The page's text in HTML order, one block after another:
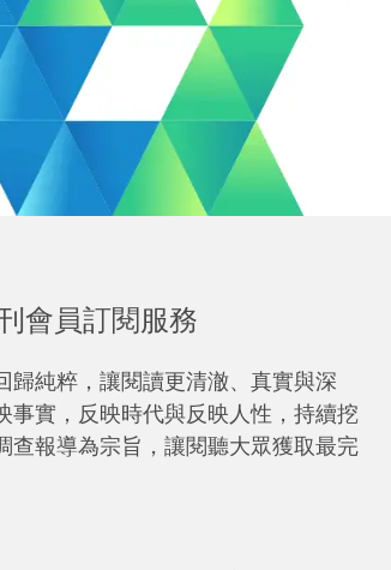
會員訂閱服務
純粹，讓閱讀更清澈、真實與深
事實，反映時代與反映人性，持續挖
查報導為宗旨，讓閱聽大眾獲取最完